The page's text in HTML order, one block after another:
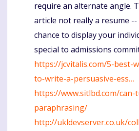
require an alternate angle.
article not really a resume
chance to display your
special to admissions
https://jcvitalis.com/5-best-
to-write-a-persuasive-ess…
https://www.sitlbd.com/
paraphrasing/
http://ukldevserver.co.uk/